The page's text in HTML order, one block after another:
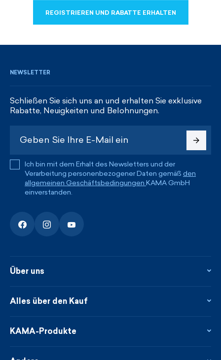
REGISTRIEREN UND RABATTE ERHALTEN
NEWSLETTER
Schließen Sie sich uns an und erhalten Sie exklusive
Rabatte, Neuigkeiten und Belohnungen.
Ich bin mit dem Erhalt des Newsletters und der
Verarbeitung personenbezogener Daten gemäß den
allgemeinen Geschäftsbedingungen KAMA GmbH
einverstanden.
Über uns
Kontakte
Neuheiten
Alles über den Kauf
Treueprogramm
KAMA-Produkte